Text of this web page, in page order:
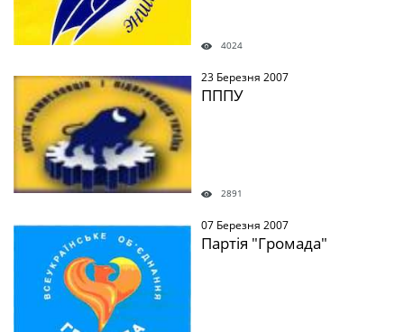
4024
" /> 23 Березня 2007
ПППУ
2891
" /> 07 Березня 2007
Партія "Громада"